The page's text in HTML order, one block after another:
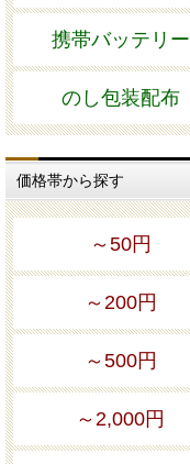
携帯バッテリー
のし包装配布
価格帯から探す
～50円
～200円
～500円
～2,000円